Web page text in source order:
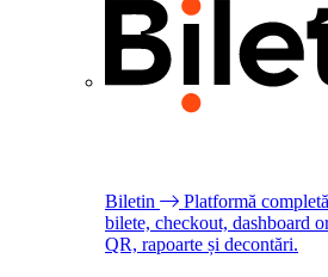
Biletin
Platformă
bilete, checkout, dashboard
QR, rapoarte și decontări.